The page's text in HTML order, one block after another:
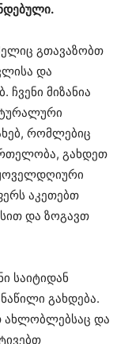
გთავაზობთ
და
ჩვენი მიზანია
რომლებიც
გახდეთ
აკეთებთ
და ზოგავთ
საიტიდან
გახდება.
ახლობლებსაც და